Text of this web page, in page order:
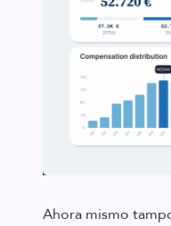
Ahora mismo